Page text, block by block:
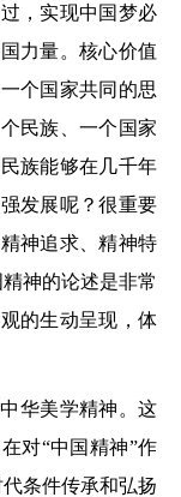
，实现中国梦必
力量。核心价值
个国家共同的思
民族、一个国家
族能够在几千年
发展呢？很重要
神追求、精神特
神的论述是非常
的生动呈现，体
华美学精神。这
对“中国精神”作
条件传承和弘扬